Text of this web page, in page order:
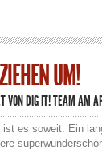
UM!
VONDIG IT! TEAMAM
ist es soweit. Ein